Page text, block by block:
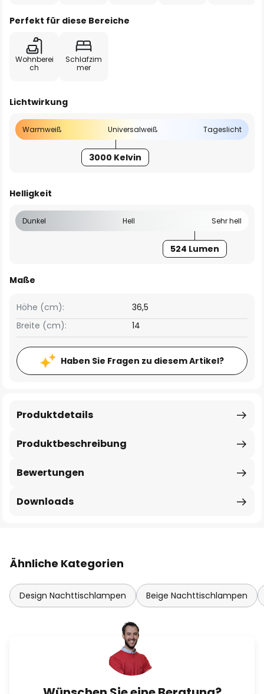
Perfekt für diese Bereiche
Wohnberei
ch
Schlafzim
mer
Lichtwirkung
Warmweiß Universalweiß Tageslicht
3000 Kelvin
Helligkeit
Dunkel Hell Sehr hell
524 Lumen
Maße
Breite (cm): 14
Höhe (cm): 36,5
Haben Sie Fragen zu diesem Artikel?
Produktbeschreibung
Produktdetails
Bewertungen
Downloads
Ähnliche Kategorien
Design Nachttischlampen Beige Nachttischlampen